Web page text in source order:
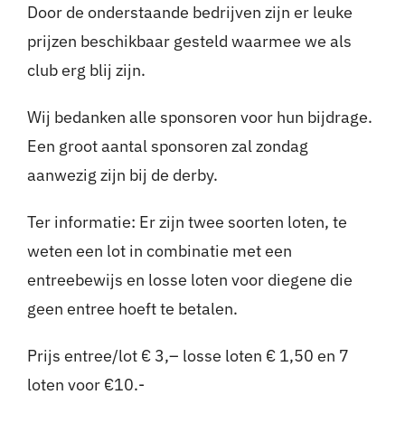
Lid worden
Zoeken
Door de onderstaande bedrijven zijn er leuke
prijzen beschikbaar gesteld waarmee we als
club erg blij zijn.
Wij bedanken alle sponsoren voor hun bijdrage.
Een groot aantal sponsoren zal zondag
aanwezig zijn bij de derby.
Ter informatie: Er zijn twee soorten loten, te
weten een lot in combinatie met een
entreebewijs en losse loten voor diegene die
geen entree hoeft te betalen.
Prijs entree/lot € 3,– losse loten € 1,50 en 7
loten voor €10.-